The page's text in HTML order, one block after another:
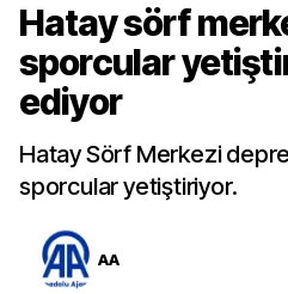
Hatay sörf
sporcular
ediyor
Hatay Sörf Merkezi
sporcular yetiştiriyor.
AA